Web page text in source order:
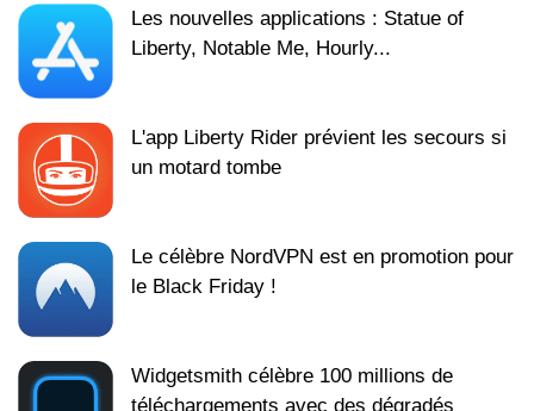
Les nouvelles applications : Statue of
Liberty, Notable Me, Hourly...
L'app Liberty Rider prévient les secours si
un motard tombe
Le célèbre NordVPN est en promotion pour
le Black Friday !
Widgetsmith célèbre 100 millions de
téléchargements avec des dégradés